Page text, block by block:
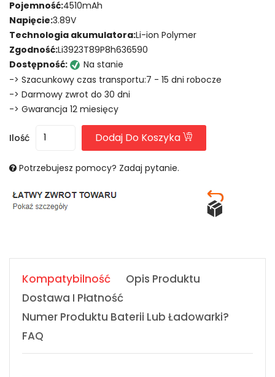
Pojemność:4510mAh
Napięcie:3.89V
Technologia akumulatora:Li-ion Polymer
Zgodność:Li3923T89P8h636590
Dostępność:
Na stanie
-> Szacunkowy czas transportu:7 - 15 dni robocze
-> Darmowy zwrot do 30 dni
-> Gwarancja 12 miesięcy
Ilość Dodaj Do Koszyka
Potrzebujesz pomocy? Zadaj pytanie.
Kompatybilność
Opis Produktu
Dostawa I Płatność
Numer Produktu Baterii Lub Ładowarki?
FAQ